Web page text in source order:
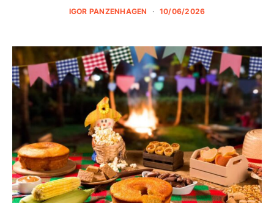
IGOR PANZENHAGEN 10/06/2026